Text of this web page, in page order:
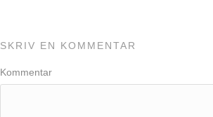
SKRIV EN KOMMENTAR
Kommentar